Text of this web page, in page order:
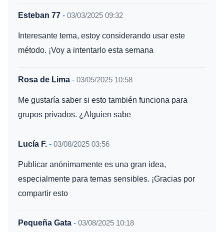
Esteban 77 - 03/03/2025 09:32
Interesante tema, estoy considerando usar este
método. ¡Voy a intentarlo esta semana
Rosa de Lima - 03/05/2025 10:58
Me gustaría saber si esto también funciona para
grupos privados. ¿Alguien sabe
Lucía F. - 03/08/2025 03:56
Publicar anónimamente es una gran idea,
especialmente para temas sensibles. ¡Gracias por
compartir esto
Pequeña Gata - 03/08/2025 10:18